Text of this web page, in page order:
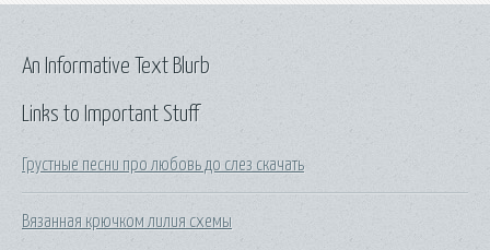
Links to Important Stuff
Грустные песни про любовь до слез скачать
Вязанная крючком лилия схемы
An Informative Text Blurb